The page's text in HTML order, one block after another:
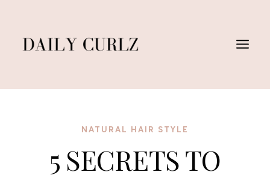
Contenido
NATURAL HAIR STYLE
5 SECRETS TO